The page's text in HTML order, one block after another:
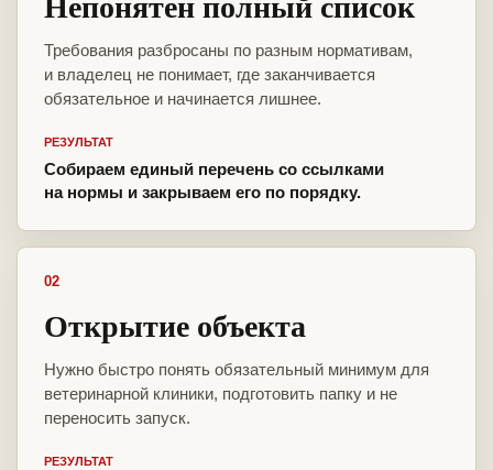
Требования разбросаны по разным нормативам,
и владелец не понимает, где заканчивается
обязательное и начинается лишнее.
РЕЗУЛЬТАТ
Собираем единый перечень со ссылками
на нормы и закрываем его по порядку.
02
Открытие объекта
Нужно быстро понять обязательный минимум для
ветеринарной клиники, подготовить папку и не
переносить запуск.
РЕЗУЛЬТАТ